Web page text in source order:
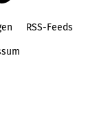
RSS-Feeds